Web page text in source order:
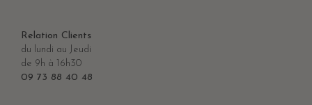
Relation Clients
du lundi au Jeudi
de 9h à 16h30
09 73 88 40 48